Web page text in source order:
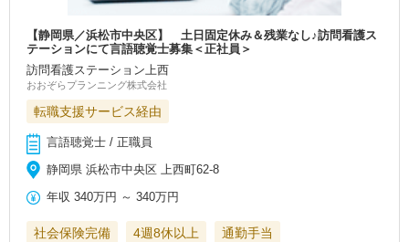
【静岡県／浜松市中央区】 土日固定休み＆残業なし♪訪問看護ス
テーションにて言語聴覚士募集＜正社員＞
訪問看護ステーション上西
おおぞらプランニング株式会社
転職支援サービス経由
言語聴覚士 / 正職員
静岡県 浜松市中央区 上西町62-8
年収 340万円 ～340万円
社会保険完備 4週8休以上
通勤手当